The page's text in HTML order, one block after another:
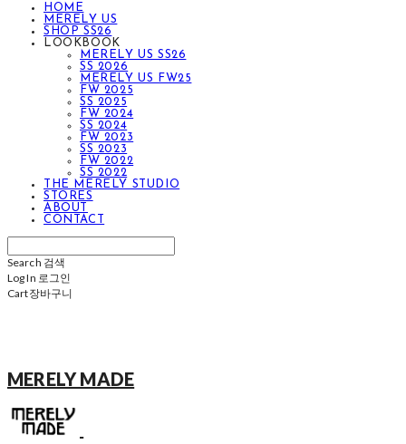
HOME
MERELY US
SHOP SS26
LOOKBOOK
MERELY US SS26
SS 2026
MERELY US FW25
FW 2025
SS 2025
FW 2024
SS 2024
FW 2023
SS 2023
FW 2022
SS 2022
THE MERELY STUDIO
STORES
ABOUT
CONTACT
Search 검색
Log In 로그인
Cart장바구니
MERELY MADE